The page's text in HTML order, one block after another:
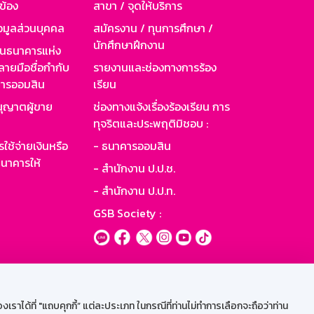
ได้ที่ "แถบคุกกี้” แต่ละประเภท ในกรณีที่ท่านไม่ทำการเลือกจะถือว่าท่าน
อง
มูลส่วนบุคคล
นาคารแห่ง
ายมือชื่อกำกับ
รออมสิน
ญาตผู้ขาย
ช้จ่ายเงินหรือ
คารให้
สาขา / จุดให้บริการ
สมัครงาน / ทุนการศึกษา /
นักศึกษาฝึกงาน
รายงานและช่องทางการร้อง
เรียน
ช่องทางแจ้งเรื่องร้องเรียน การ
ทุจริตและประพฤติมิชอบ :
- ธนาคารออมสิน
- สำนักงาน ป.ป.ช.
- สำนักงาน ป.ป.ท.
GSB Society :